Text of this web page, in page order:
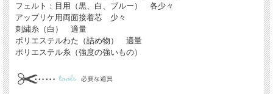
フェルト：目用（黒、白、ブルー） 各少々
アップリケ用両面接着芯 少々
刺繍糸（白） 適量
ポリエステルわた（詰め物） 適量
ポリエステル糸（強度の強いもの）